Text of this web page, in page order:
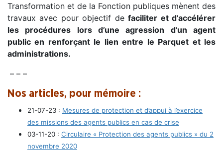
Transformation et de la Fonction publiques mènent des
travaux avec pour objectif defaciliter et d’accélérer
les procédures lors d’une agression d’un agent
public en renforçant le lien entre le Parquet et les
administrations.
– – –
Nos articles, pour mémoire :
21-07-23 : Mesures de protection et d’appui à l’exercice
des missions des agents publics en cas de crise
03-11-20 : Circulaire « Protection des agents publics » du 2
novembre 2020